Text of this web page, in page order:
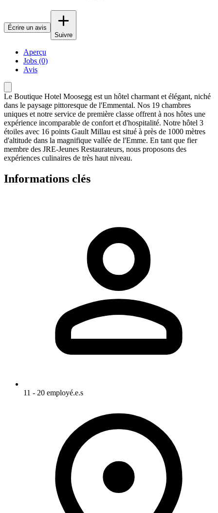
Écrire un avis
Suivre
Aperçu
Jobs (0)
Avis
Le Boutique Hotel Moosegg est un hôtel charmant et élégant, niché
dans le paysage pittoresque de l'Emmental. Nos 19 chambres
uniques et notre service de première classe offrent à nos hôtes une
expérience incomparable de confort et d'hospitalité. Notre hôtel 3
étoiles avec 16 points Gault Millau est situé à près de 1000 mètres
d'altitude dans la magnifique vallée de l'Emme. En tant que fier
membre des JRE-Jeunes Restaurateurs, nous proposons des
expériences culinaires de très haut niveau.
Informations clés
11 - 20 employé.e.s